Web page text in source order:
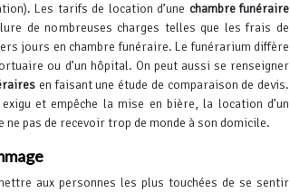
Les tarifs de location d’une chambre funéraire
de nombreuses charges telles que les frais de
jours en chambre funéraire. Le funérarium diffère
ou d’un hôpital. On peut aussi se renseigner
en faisant une étude de comparaison de devis.
et empêche la mise en bière, la location d’un
ne pas de recevoir trop de monde à son domicile.
aux personnes les plus touchées de se sentir